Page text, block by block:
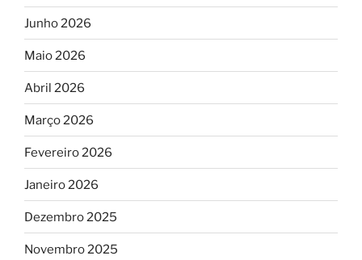
Junho 2026
Maio 2026
Abril 2026
Março 2026
Fevereiro 2026
Janeiro 2026
Dezembro 2025
Novembro 2025